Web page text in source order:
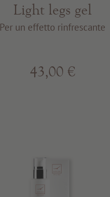
Light legs gel
Per un effetto rinfrescante
43,00 €